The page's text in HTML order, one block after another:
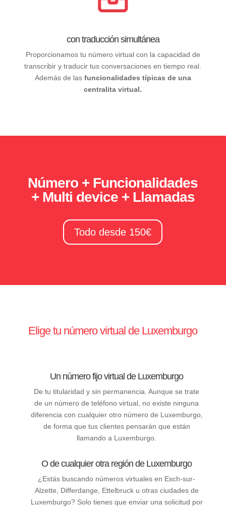
con traducción simultánea
Proporcionamos tu número virtual con la capacidad de
transcribir y traducir tus conversaciones en tiempo real.
Además de las funcionalidades típicas de una
centralita virtual.
Número + Funcionalidades
+ Multi device + Llamadas
Todo desde 150€
Elige tu número virtual de Luxemburgo
Un número fijo virtual de Luxemburgo
De tu titularidad y sin permanencia. Aunque se trate
de un número de teléfono virtual, no existe ninguna
diferencia con cualquier otro número de Luxemburgo,
de forma que tus clientes pensarán que están
llamando a Luxemburgo.
O de cualquier otra región de Luxemburgo
¿Estás buscando números virtuales en Esch-sur-
Alzette, Differdange, Ettelbruck u otras ciudades de
Luxemburgo? Solo tienes que enviar una solicitud por